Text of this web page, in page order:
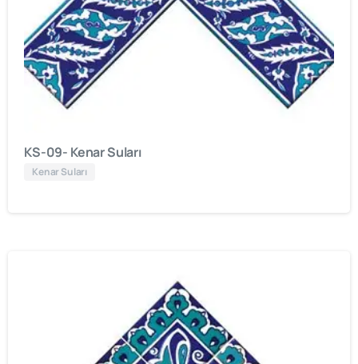
KS-09- Kenar Suları
Kenar Suları